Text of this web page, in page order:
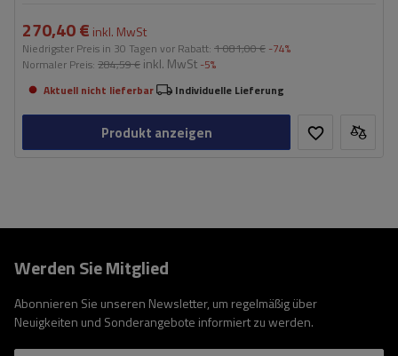
270,40 € inkl. MwSt
Niedrigster Preis in 30 Tagen vor Rabatt: 1 081,00 € -74%
Normaler Preis: 284,59 € inkl. MwSt -5%
Aktuell nicht lieferbar
Individuelle Lieferung
Produkt anzeigen
Werden Sie Mitglied
Abonnieren Sie unseren Newsletter, um regelmäßig über
Neuigkeiten und Sonderangebote informiert zu werden.